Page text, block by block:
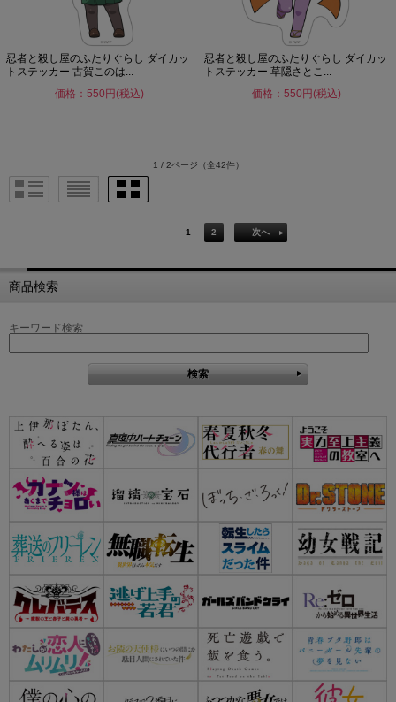
忍者と殺し屋のふたりぐらし ダイカッ
トステッカー 古賀このは...
価格：550円(税込)
忍者と殺し屋のふたりぐらし ダイカッ
トステッカー 草隠さとこ...
価格：550円(税込)
1 / 2ページ （全42件）
1 2 次へ
商品検索
キーワード検索